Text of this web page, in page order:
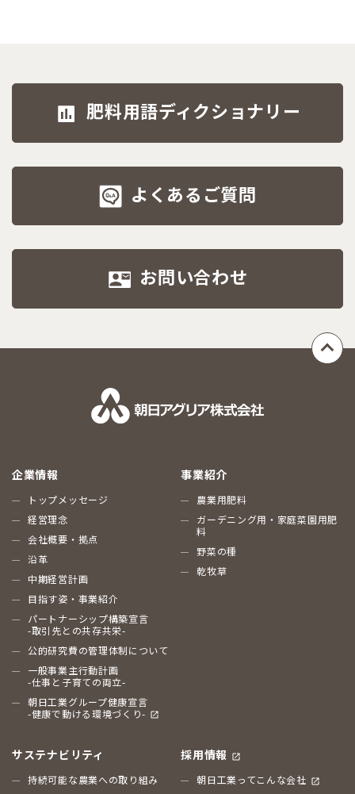
肥料用語ディクショナリー
よくあるご質問
お問い合わせ
企業情報
トップメッセージ
経営理念
会社概要・拠点
沿革
中期経営計画
目指す姿・事業紹介
パートナーシップ構築宣言
-取引先との共存共栄-
公的研究費の管理体制について
一般事業主行動計画
-仕事と子育ての両立-
朝日工業グループ健康宣言
-健康で動ける環境づくり-
事業紹介
農業用肥料
ガーデニング用・家庭菜園用肥
料
野菜の種
乾牧草
サステナビリティ
持続可能な農業への取り組み
採用情報
朝日工業ってこんな会社